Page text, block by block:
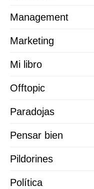
Management
Marketing
Mi libro
Offtopic
Paradojas
Pensar bien
Pildorines
Política